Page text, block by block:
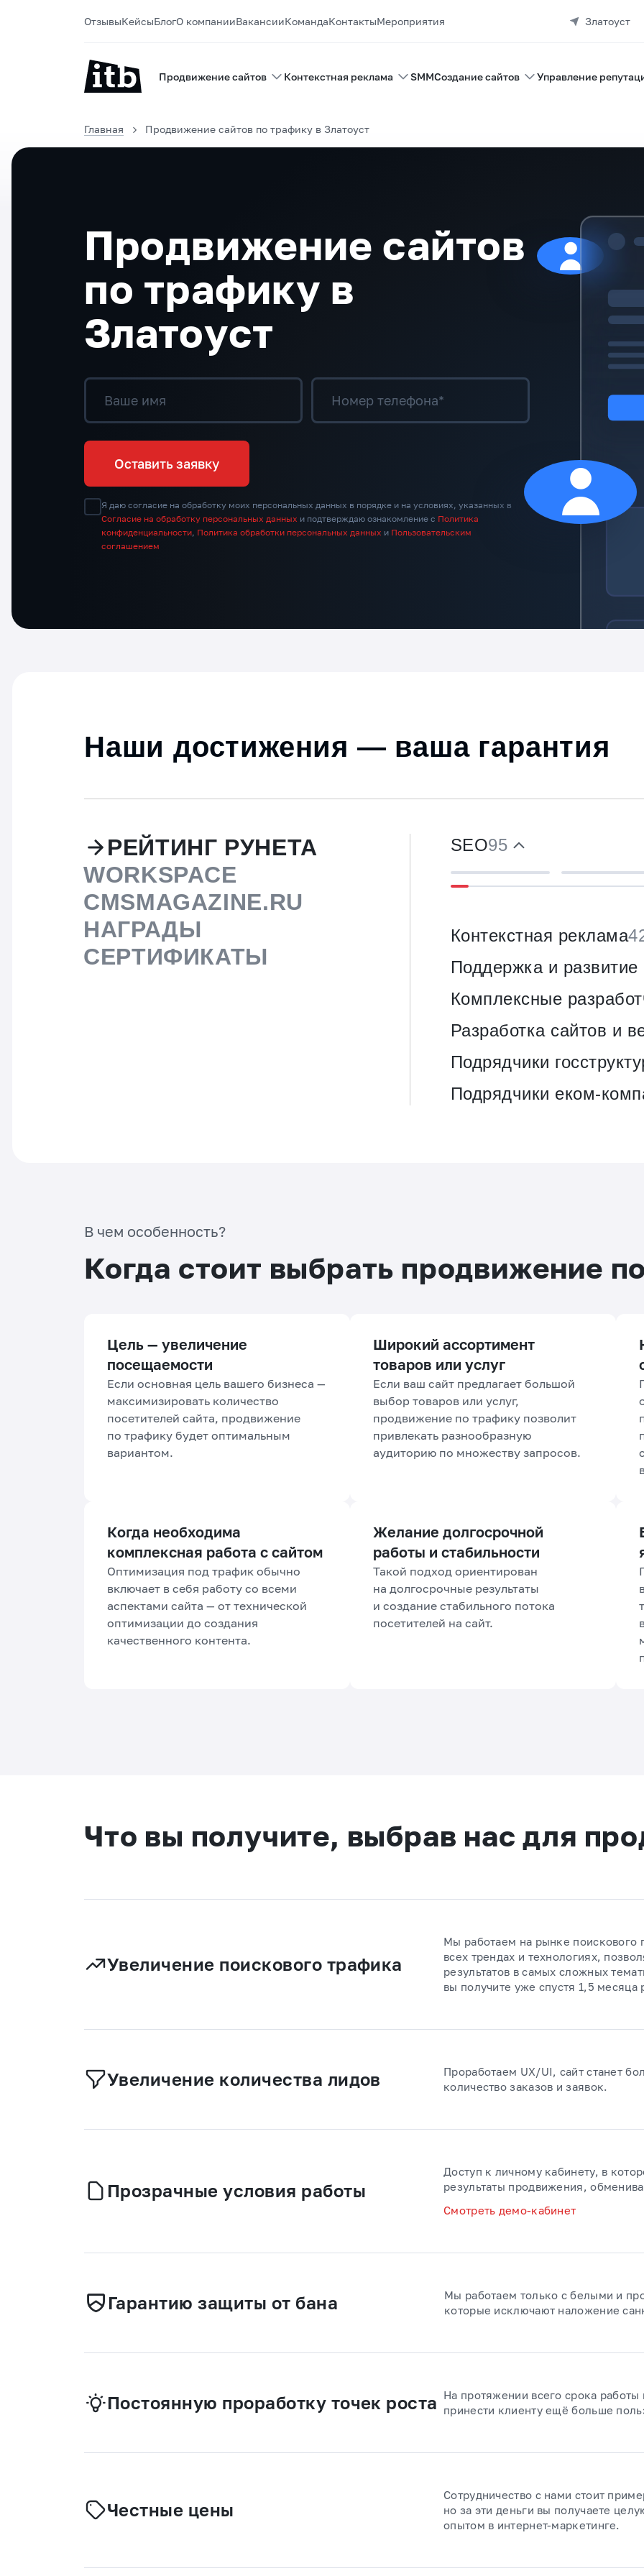
ОтзывыКейсыБлогО компанииВакансииКомандаКонтактыМероприятия Златоуст
Продвижение сайтов Контекстная реклама SMMСоздание сайтов Управление
Главная Продвижение сайтов по трафику в Златоуст
Продвижение сайтов
по трафику в
Златоуст
Ваше имя Номер телефона*
Оставить заявку
Я даю согласие на обработку моих персональных данных в порядке и на условиях, указанных в
Согласие на обработку персональных данных и подтверждаю ознакомление с Политика
конфиденциальности, Политика обработки персональных данных и Пользовательским
соглашением
Наши достижения — ваша гарантия
РЕЙТИНГ РУНЕТА
WORKSPACE
CMSMAGAZINE.RU
НАГРАДЫ
СЕРТИФИКАТЫ
SEO95
Контекстная реклама
Поддержка и развитие
Комплексные
Разработка сайтов и
Подрядчики
Подрядчики еком-
В чем особенность?
Когда стоит выбрать продвижение
Цель — увеличение
посещаемости
Если основная цель вашего бизнеса —
максимизировать количество
посетителей сайта, продвижение
по трафику будет оптимальным
вариантом.
Широкий ассортимент
товаров или услуг
Если ваш сайт предлагает большой
выбор товаров или услуг,
продвижение по трафику позволит
привлекать разнообразную
аудиторию по множеству запросов.
Когда необходима
комплексная работа с сайтом
Оптимизация под трафик обычно
включает в себя работу со всеми
аспектами сайта — от технической
оптимизации до создания
качественного контента.
Желание долгосрочной
работы и стабильности
Такой подход ориентирован
на долгосрочные результаты
и создание стабильного потока
посетителей на сайт.
Что вы получите, выбрав нас для
Увеличение поискового трафика
Мы работаем на рынке поискового
всех трендах и технологиях,
результатов в самых сложных
вы получите уже спустя 1,5 месяца
Увеличение количества лидов
Проработаем UX/UI, сайт станет
количество заказов и заявок.
Прозрачные условия работы
Доступ к личному кабинету, в
результаты продвижения,
Смотреть демо-кабинет
Гарантию защиты от бана
Мы работаем только с белыми и
которые исключают наложение
Постоянную проработку точек роста
На протяжении всего срока
принести клиенту ещё больше
Честные цены
Сотрудничество с нами стоит
но за эти деньги вы получаете
опытом в интернет-маркетинге.